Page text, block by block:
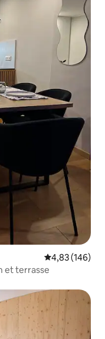
Évaluation
4,83 (146)
et terrasse